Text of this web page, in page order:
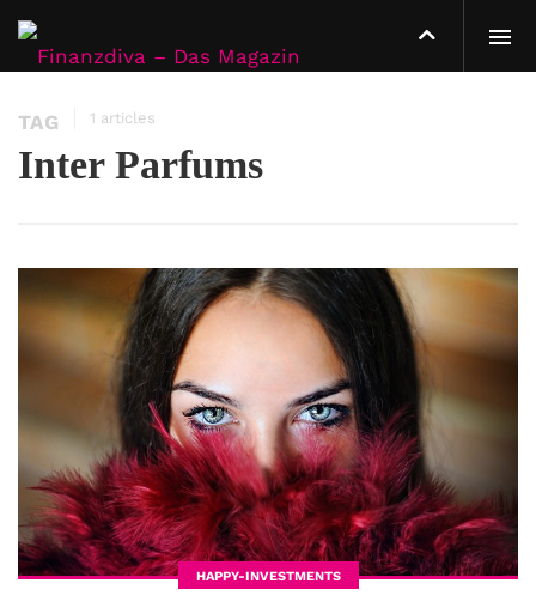
TAG 1 articles
Inter Parfums
HAPPY-INVESTMENTS